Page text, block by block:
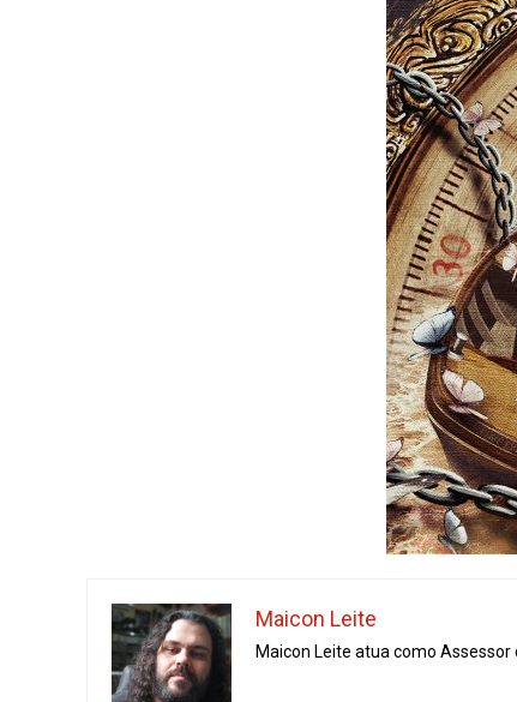
Maicon Leite
Maicon Leite atua como Assessor